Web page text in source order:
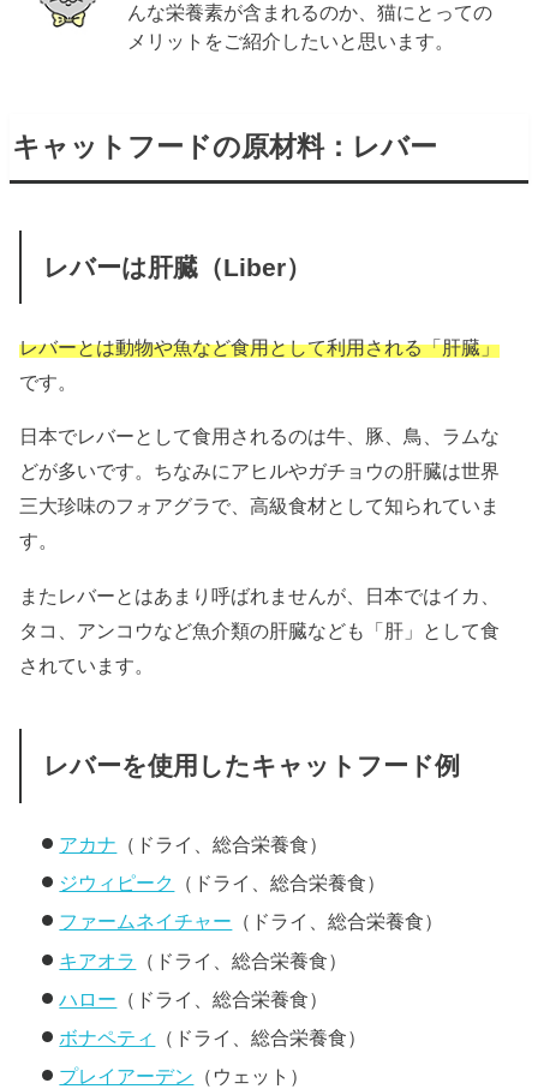
んな栄養素が含まれるのか、猫にとっての
メリットをご紹介したいと思います。
キャットフードの原材料：レバー
レバーは肝臓（Liber）
レバーとは動物や魚など食用として利用される「肝臓」
です。
日本でレバーとして食用されるのは牛、豚、鳥、ラムな
どが多いです。ちなみにアヒルやガチョウの肝臓は世界
三大珍味のフォアグラで、高級食材として知られていま
す。
またレバーとはあまり呼ばれませんが、日本ではイカ、
タコ、アンコウなど魚介類の肝臓なども「肝」として食
されています。
レバーを使用したキャットフード例
アカナ （ドライ、総合栄養食）
ジウィピーク
（ドライ、総合栄養食）
ファームネイチャー （ドライ、総合栄養食）
キアオラ
（ドライ、総合栄養食）
ハロー （ドライ、総合栄養食）
ボナペティ
（ドライ、総合栄養食）
プレイアーデン （ウェット）